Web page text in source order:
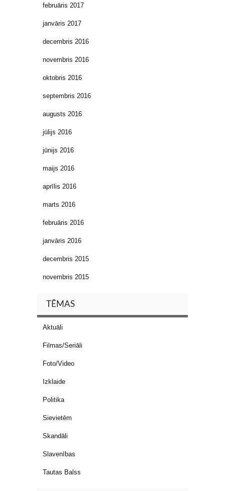
februāris 2017
janvāris 2017
decembris 2016
novembris 2016
oktobris 2016
septembris 2016
augusts 2016
jūlijs 2016
jūnijs 2016
maijs 2016
aprīlis 2016
marts 2016
februāris 2016
janvāris 2016
decembris 2015
novembris 2015
TĒMAS
Aktuāli
Filmas/Seriāli
Foto/Video
Izklaide
Politika
Sievietēm
Skandāli
Slavenības
Tautas Balss